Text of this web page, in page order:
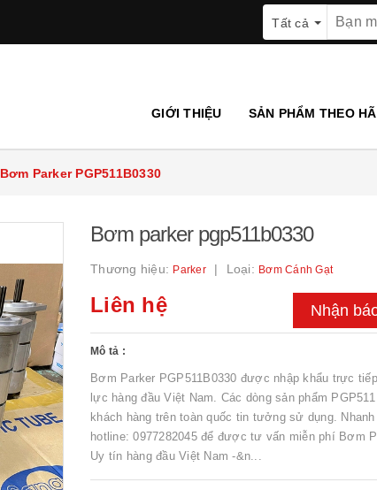
Tất cả
GIỚI THIỆU SẢN PHẨM THEO
Bơm Parker PGP511B0330
Bơm parker pgp511b0330
Thương hiệu: Parker Loại: Bơm Cánh Gạt
Liên hệ Nhận
Mô tả :
Bơm Parker PGP511B0330 được nhập khẩu trực
lực hàng đầu Việt Nam. Các dòng sản phẩm
khách hàng trên toàn quốc tin tưởng sử dụng.
hotline: 0977282045 để được tư vấn miễn phí Bơm
Uy tín hàng đầu Việt Nam -&n...